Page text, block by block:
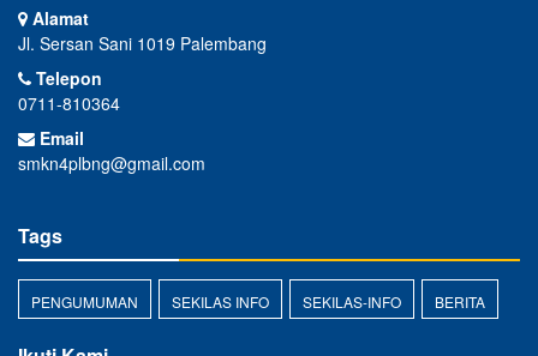
Alamat
Jl. Sersan Sani 1019 Palembang
Telepon
0711-810364
Email
smkn4plbng@gmail.com
Tags
PENGUMUMAN SEKILAS INFO SEKILAS-INFO BERITA